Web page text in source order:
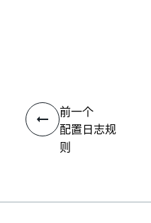
前一个
配置日志规
则